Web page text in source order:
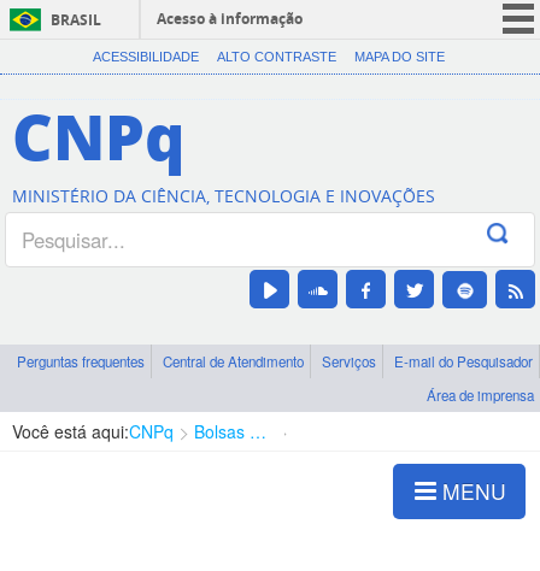
BRASIL
Acesso à informação
CORONAVÍRUS (COVID-19)
Canais
ACESSIBILIDADE ALTO CONTRASTE MAPA DO SITE
CNPq
MINISTÉRIO DA CIÊNCIA, TECNOLOGIA E INOVAÇÕES
Perguntas frequentes Central de Atendimento Serviços
E-mail do Pesquisador
Área de imprensa
Você está aqui:CNPq Bolsas e Auxílios Vigentes
MENU